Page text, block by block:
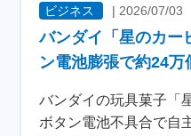
ビジネス | 2026/07/03
バンダイ「星のカー
ン電池膨張で約24万
バンダイの玩具菓子「
ボタン電池不具合で